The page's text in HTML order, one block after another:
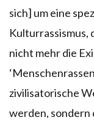
sich] um eine
Kulturrassismus,
nicht mehr die
zivilisatorische
werden, sondern